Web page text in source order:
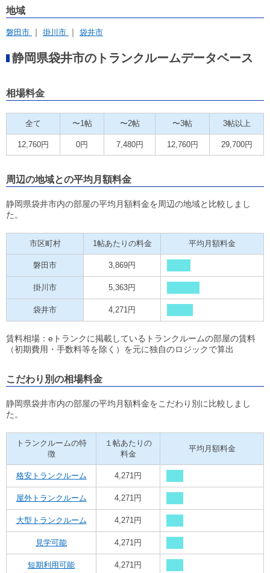
地域
磐田市 掛川市 袋井市
静岡県袋井市のトランクルームデータベース
相場料金
全て 〜1帖 〜2帖 〜3帖 3帖以上
12,760円 0円 7,480円 12,760円 29,700円
周辺の地域との平均月額料金
静岡県袋井市内の部屋の平均月額料金を周辺の地域と比較しまし
た。
市区町村 1帖あたりの料金 平均月額料金
磐田市 3,869円
掛川市 5,363円
袋井市 4,271円
賃料相場：eトランクに掲載しているトランクルームの部屋の賃料
（初期費用・手数料等を除く）を元に独自のロジックで算出
こだわり別の相場料金
静岡県袋井市内の部屋の平均月額料金をこだわり別に比較しまし
た。
トランクルームの特
徴
１帖あたりの
料金
平均月額料金
格安トランクルーム 4,271円
屋外トランクルーム 4,271円
大型トランクルーム 4,271円
見学可能 4,271円
短期利用可能 4,271円